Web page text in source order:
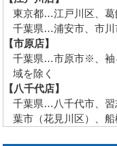
東京都…江戸川区、葛
千葉県…浦安市、市川
【市原店】
千葉県…市原市※、
域を除く
【八千代店】
千葉県…八千代市、習
葉市（花見川区）、船